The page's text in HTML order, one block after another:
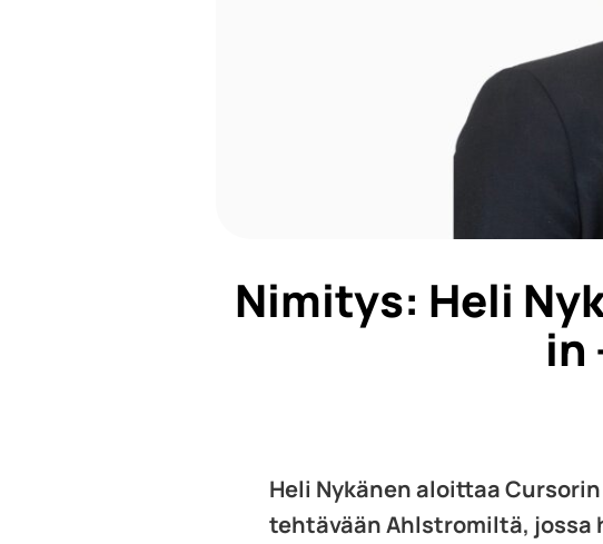
Nimitys: Heli
in
Heli Nykänen aloittaa
tehtävään Ahlstromiltä, jossa